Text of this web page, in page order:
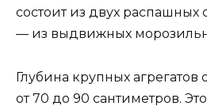
состоит из двух распашных
— из выдвижных
Глубина крупных агрегатов
от 70 до 90 сантиметров.